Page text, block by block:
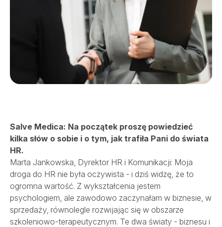
SALVE PŁODNOŚĆ
SALVE ONKOLOGIA
OPIEKA DOMOWA
Salve Medica: Na początek proszę powiedzieć
kilka słów o sobie i o tym, jak trafiła Pani do świata
HR.
Marta Jankowska, Dyrektor HR i Komunikacji: Moja
droga do HR nie była oczywista - i dziś widzę, że to
ogromna wartość. Z wykształcenia jestem
psychologiem, ale zawodowo zaczynałam w biznesie, w
sprzedaży, równolegle rozwijając się w obszarze
szkoleniowo-terapeutycznym. Te dwa światy - biznesu i